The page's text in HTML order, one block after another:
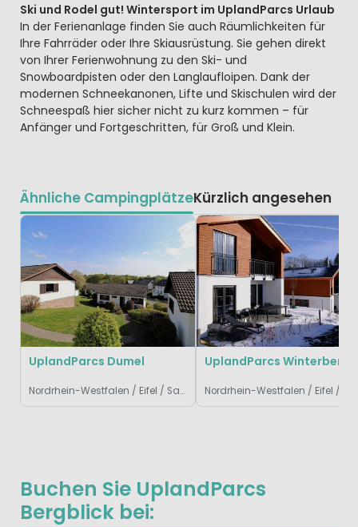
Buchen Sie UplandParcs
Bergblick bei:
Ski und Rodel gut! Wintersport im UplandParcs Urlaub
In der Ferienanlage finden Sie auch Räumlichkeiten für
Ihre Fahrräder oder Ihre Skiausrüstung. Sie gehen direkt
von Ihrer Ferienwohnung zu den Ski- und
Snowboardpisten oder den Langlaufloipen. Dank der
modernen Schneekanonen, Lifte und Skischulen wird der
Schneespaß hier sicher nicht zu kurz kommen – für
Anfänger und Fortgeschritten, für Groß und Klein.
Ähnliche CampingplätzeKürzlich angesehen
UplandParcs Dumel
Nordrhein-Westfalen / Eifel / Sauerland, Deutschland
UplandParcs Winterberg